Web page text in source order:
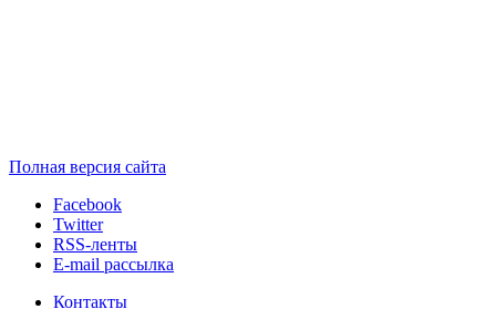
Полная версия сайта
Facebook
Twitter
RSS-ленты
E-mail рассылка
Контакты